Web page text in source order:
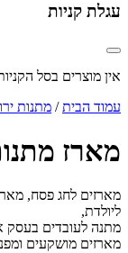
עגלת קניות
אין מוצרים בסל
עמוד הבית/ מתנות
מארז
מארזים לחג פסח,
ליולדת,
מתנה לעובדים בעסק
מארזים מושקעים